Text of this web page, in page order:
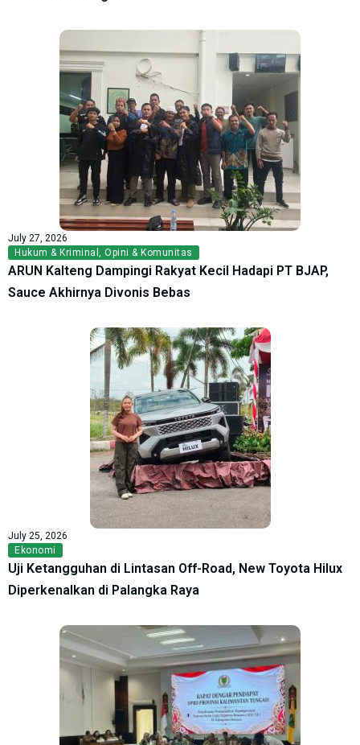
July 27, 2026
Hukum & Kriminal , Opini & Komunitas
ARUN Kalteng Dampingi Rakyat Kecil Hadapi PT BJAP,
Sauce Akhirnya Divonis Bebas
July 25, 2026
Ekonomi
Uji Ketangguhan di Lintasan Off-Road, New Toyota Hilux
Diperkenalkan di Palangka Raya